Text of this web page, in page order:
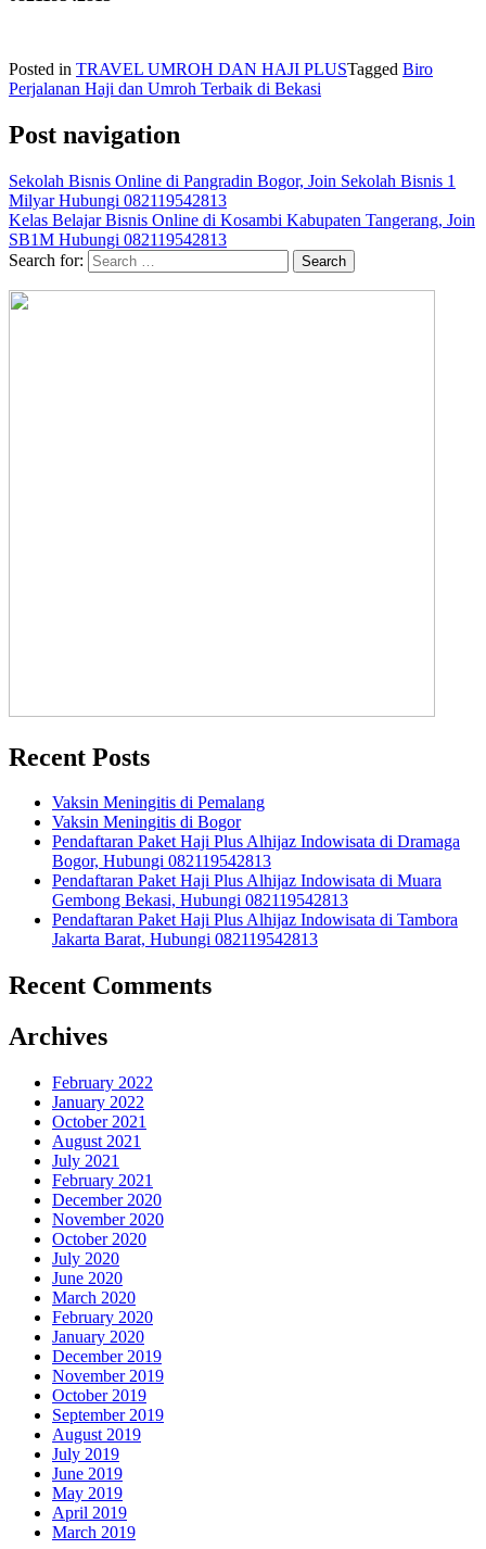
Posted in TRAVEL UMROH DAN HAJI PLUSTagged Biro
Perjalanan Haji dan Umroh Terbaik di Bekasi
Post navigation
Sekolah Bisnis Online di Pangradin Bogor, Join Sekolah Bisnis 1
Milyar Hubungi 082119542813
Kelas Belajar Bisnis Online di Kosambi Kabupaten Tangerang, Join
SB1M Hubungi 082119542813
Search for:
Recent Posts
Vaksin Meningitis di Pemalang
Vaksin Meningitis di Bogor
Pendaftaran Paket Haji Plus Alhijaz Indowisata di Dramaga
Bogor, Hubungi 082119542813
Pendaftaran Paket Haji Plus Alhijaz Indowisata di Muara
Gembong Bekasi, Hubungi 082119542813
Pendaftaran Paket Haji Plus Alhijaz Indowisata di Tambora
Jakarta Barat, Hubungi 082119542813
Recent Comments
Archives
February 2022
January 2022
October 2021
August 2021
July 2021
February 2021
December 2020
November 2020
October 2020
July 2020
June 2020
March 2020
February 2020
January 2020
December 2019
November 2019
October 2019
September 2019
August 2019
July 2019
June 2019
May 2019
April 2019
March 2019